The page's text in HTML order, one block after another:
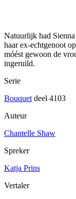
Natuurlijk had
haar ex-echtgenoot
móést gewoon de
ingeruild.
Serie
Bouquet deel 4103
Auteur
Chantelle Shaw
Spreker
Katja Prins
Vertaler